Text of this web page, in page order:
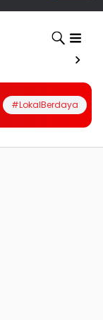
#LokalBerdaya